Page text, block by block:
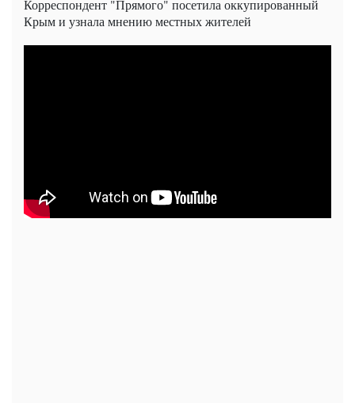
Корреспондент "Прямого" посетила оккупированный
Крым и узнала мнению местных жителей